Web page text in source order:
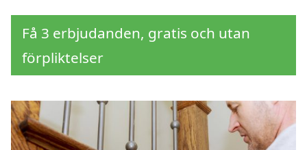
Få 3 erbjudanden, gratis och utan
förpliktelser